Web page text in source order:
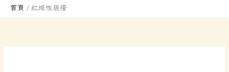
首頁 紅斑性狼瘡